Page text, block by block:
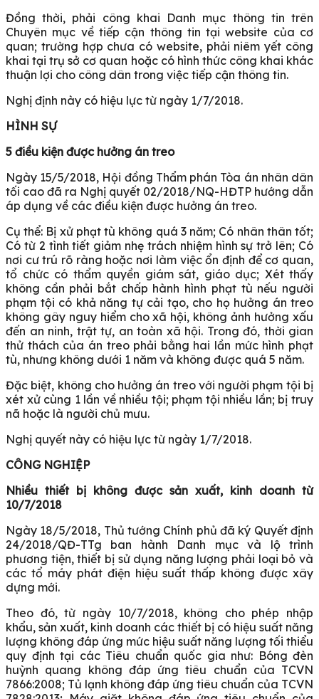
Đồng thời, phải công khai Danh mục thông tin trên
Chuyên mục về tiếp cận thông tin tại website của cơ
quan; trường hợp chưa có website, phải niêm yết công
khai tại trụ sở cơ quan hoặc có hình thức công khai khác
thuận lợi cho công dân trong việc tiếp cận thông tin.
Nghị định này có hiệu lực từ ngày 1/7/2018.
HÌNH SỰ
5 điều kiện được hưởng án treo
Ngày 15/5/2018, Hội đồng Thẩm phán Tòa án nhân dân
tối cao đã ra Nghị quyết 02/2018/NQ-HĐTP hướng dẫn
áp dụng về các điều kiện được hưởng án treo.
Cụ thể: Bị xử phạt tù không quá 3 năm; Có nhân thân tốt;
Có từ 2 tình tiết giảm nhẹ trách nhiệm hình sự trở lên; Có
nơi cư trú rõ ràng hoặc nơi làm việc ổn định để cơ quan,
tổ chức có thẩm quyền giám sát, giáo dục; Xét thấy
không cần phải bắt chấp hành hình phạt tù nếu người
phạm tội có khả năng tự cải tạo, cho họ hưởng án treo
không gây nguy hiểm cho xã hội, không ảnh hưởng xấu
đến an ninh, trật tự, an toàn xã hội. Trong đó, thời gian
thử thách của án treo phải bằng hai lần mức hình phạt
tù, nhưng không dưới 1 năm và không được quá 5 năm.
Đặc biệt, không cho hưởng án treo với người phạm tội bị
xét xử cùng 1 lần về nhiều tội; phạm tội nhiều lần; bị truy
nã hoặc là người chủ mưu.
Nghị quyết này có hiệu lực từ ngày 1/7/2018.
CÔNG NGHIỆP
Nhiều thiết bị không được sản xuất, kinh doanh từ
10/7/2018
Ngày 18/5/2018, Thủ tướng Chính phủ đã ký Quyết định
24/2018/QĐ-TTg ban hành Danh mục và lộ trình
phương tiện, thiết bị sử dụng năng lượng phải loại bỏ và
các tổ máy phát điện hiệu suất thấp không được xây
dựng mới.
Theo đó, từ ngày 10/7/2018, không cho phép nhập
khẩu, sản xuất, kinh doanh các thiết bị có hiệu suất năng
lượng không đáp ứng mức hiệu suất năng lượng tối thiểu
quy định tại các Tiêu chuẩn quốc gia như: Bóng đèn
huỳnh quang không đáp ứng tiêu chuẩn của TCVN
7866:2008; Tủ lạnh không đáp ứng tiêu chuẩn của TCVN